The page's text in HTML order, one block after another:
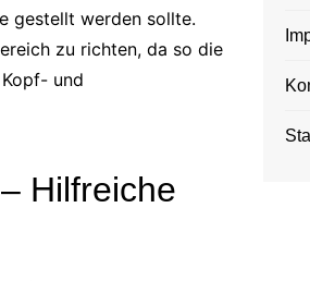
gestellt werden sollte.
zu richten, da so die
und
Hilfreiche